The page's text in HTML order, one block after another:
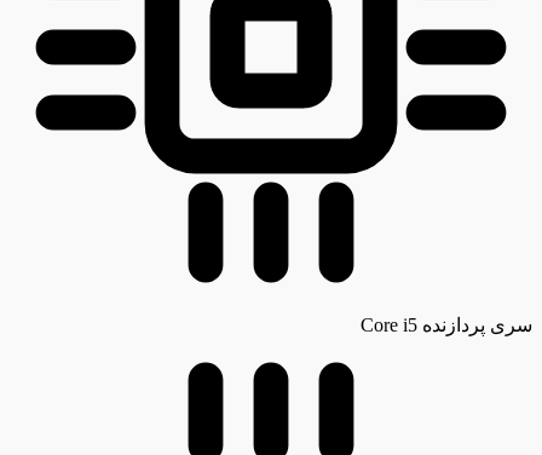
سری پردازنده Core i5